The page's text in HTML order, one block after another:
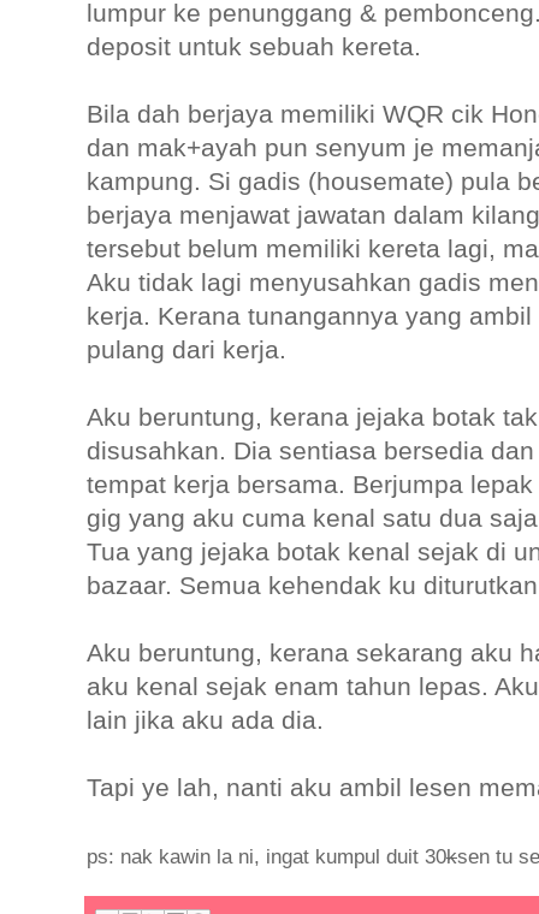
lumpur ke penunggang &
deposit untuk sebuah kereta.
Bila dah berjaya memiliki WQR cik
dan mak+ayah pun senyum je
kampung. Si gadis (housemate) pula
berjaya menjawat jawatan dalam
tersebut belum memiliki kereta lagi,
Aku tidak lagi menyusahkan gadis
kerja. Kerana tunangannya yang
pulang dari kerja.
Aku beruntung, kerana jejaka botak
disusahkan. Dia sentiasa bersedia
tempat kerja bersama. Berjumpa
gig yang aku cuma kenal satu dua
Tua yang jejaka botak kenal sejak di
bazaar. Semua kehendak ku
Aku beruntung, kerana sekarang aku
aku kenal sejak enam tahun lepas.
lain jika aku ada dia.
Tapi ye lah, nanti aku ambil lesen
ps: nak kawin la ni, ingat kumpul duit 30ksen tu